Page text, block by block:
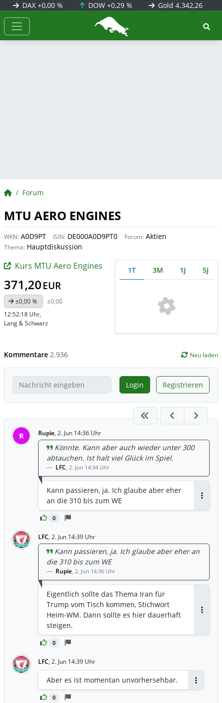
DAX +0,00 % DOW+0,29 % Gold 4.342,26
BörsenNEWS.de
BörsenNEWS.de
Forum
MTU AERO ENGINES
WKN: A0D9PT ISIN: DE000A0D9PT0 Forum: Aktien
Thema: Hauptdiskussion
Kurs MTU Aero Engines
371,20EUR
±0,00 %
±0,00
12:52:18 Uhr,
Lang & Schwarz
1T 3M 1J 5J
Kommentare 2.936 Neu laden
Login Registrieren
R Rupie, 2. Jun 14:36 Uhr
0
Könnte. Kann aber auch wieder unter 300
abtauchen. Ist halt viel Glück im Spiel.
LFC, 2. Jun 14:34 Uhr
Kann passieren, ja. Ich glaube aber eher
an die 310 bis zum WE
LFC, 2. Jun 14:39 Uhr
0
Kann passieren, ja. Ich glaube aber eher an
die 310 bis zum WE
Rupie, 2. Jun 14:36 Uhr
Eigentlich sollte das Thema Iran für
Trump vom Tisch kommen, Stichwort
Heim-WM. Dann sollte es hier dauerhaft
steigen.
LFC, 2. Jun 14:39 Uhr
0
Aber es ist momentan unvorhersehbar.